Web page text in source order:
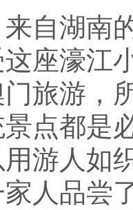
湖南的
座濠江
旅游，
点都是
游人如
人品尝